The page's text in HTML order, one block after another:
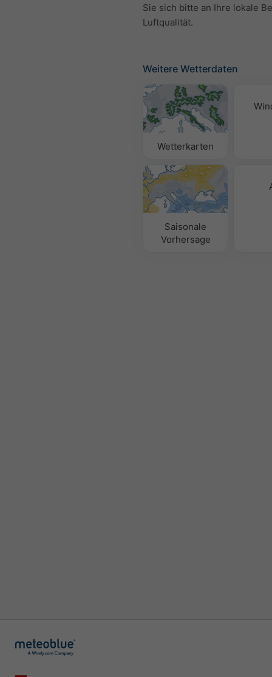
Sie sich bitte an Ihre lokale
Luftqualität.
Weitere Wetterdaten
Wetterkarten
Saisonale
Vorhersage